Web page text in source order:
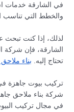
في الشارقة خدمات
والخطط التي تناسب
لذلك، إذا كنت تبحث
الشارقة، فإن شركة
تحتاج إليه. بناء
تركيب بيوت جاهزة
شركة بناء ملاحق
في مجال تركيب